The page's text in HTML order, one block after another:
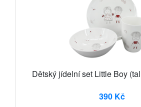
Dětský jídelní set Little Boy
390 Kč